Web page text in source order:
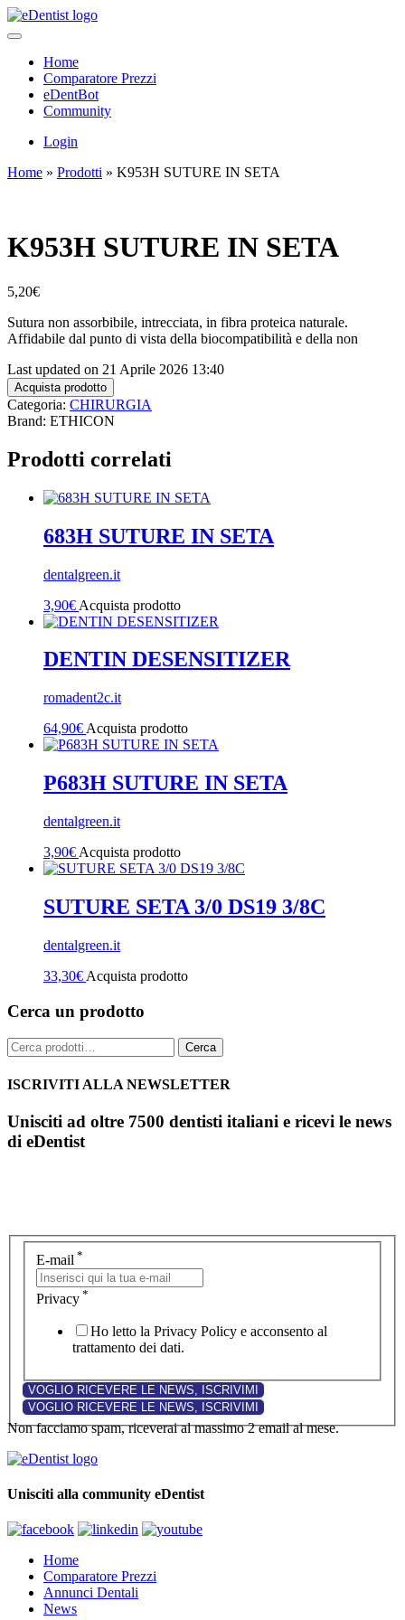
Home
Comparatore Prezzi
eDentBot
Community
Login
Home » Prodotti » K953H SUTURE IN SETA
K953H SUTURE IN SETA
5,20€
Sutura non assorbibile, intrecciata, in fibra proteica naturale.
Affidabile dal punto di vista della biocompatibilità e della non
Last updated on 21 Aprile 2026 13:40
Acquista prodotto
Categoria: CHIRURGIA
Brand: ETHICON
Prodotti correlati
683H SUTURE IN SETA
dentalgreen.it
3,90€ Acquista prodotto
DENTIN DESENSITIZER
romadent2c.it
64,90€ Acquista prodotto
P683H SUTURE IN SETA
dentalgreen.it
3,90€ Acquista prodotto
SUTURE SETA 3/0 DS19 3/8C
dentalgreen.it
33,30€ Acquista prodotto
Cerca un prodotto
Cerca: Cerca
ISCRIVITI ALLA NEWSLETTER
Unisciti ad oltre 7500 dentisti italiani e ricevi le news
di eDentist
E-mail *
Privacy *
Ho letto la Privacy Policy e acconsento al
trattamento dei dati.
Non facciamo spam, riceverai al massimo 2 email al mese.
Unisciti alla community eDentist
Home
Comparatore Prezzi
Annunci Dentali
News